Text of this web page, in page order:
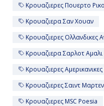
Κρουαζιερες Πουερτο Ρικο
Κρουαζιερα Σαν Χουαν
Κρουαζιερες Ολλανδικες
Κρουαζιερα Σαρλοτ Αμαλι
Κρουαζιερες
Κρουαζιερες Σαιντ Μαρτεν
Κρουαζιερες MSC Poesia